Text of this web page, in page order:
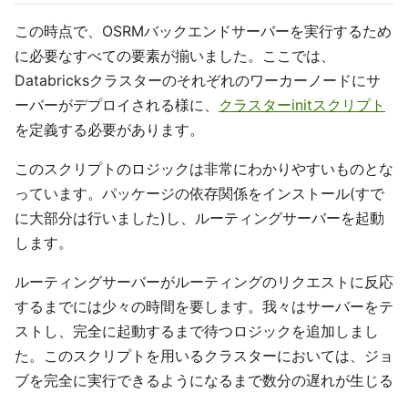
この時点で、OSRMバックエンドサーバーを実行するため
に必要なすべての要素が揃いました。ここでは、
Databricksクラスターのそれぞれのワーカーノードにサ
ーバーがデプロイされる様に、 クラスターinitスクリプト
を定義する必要があります。
このスクリプトのロジックは非常にわかりやすいものとな
っています。パッケージの依存関係をインストール(すで
に大部分は行いました)し、ルーティングサーバーを起動
します。
ルーティングサーバーがルーティングのリクエストに反応
するまでには少々の時間を要します。我々はサーバーをテ
ストし、完全に起動するまで待つロジックを追加しまし
た。このスクリプトを用いるクラスターにおいては、ジョ
ブを完全に実行できるようになるまで数分の遅れが生じる